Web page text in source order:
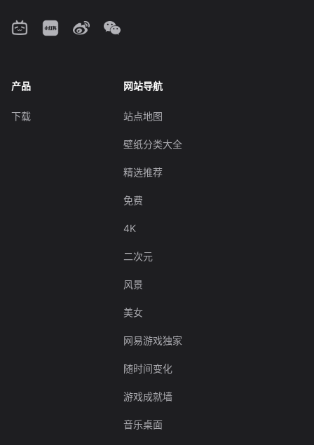
产品
下载
网站导航
站点地图
壁纸分类大全
精选推荐
免费
4K
二次元
风景
美女
网易游戏独家
随时间变化
游戏成就墙
音乐桌面